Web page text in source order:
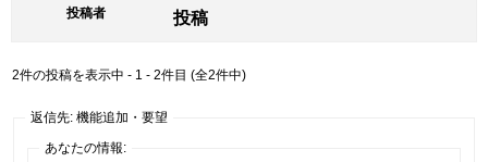
投稿者 投稿
2件の投稿を表示中 - 1 - 2件目 (全2件中)
返信先: 機能追加・要望
あなたの情報: